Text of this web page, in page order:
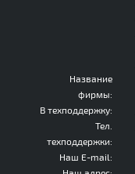
Название
фирмы:
В техподдержку:
Тел.
техподдержки:
Наш E-mail: